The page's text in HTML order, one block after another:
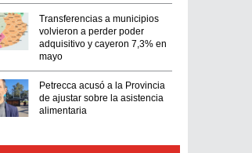
Transferencias a municipios
volvieron a perder poder
adquisitivo y cayeron 7,3% en
mayo
Petrecca acusó a la Provincia
de ajustar sobre la asistencia
alimentaria